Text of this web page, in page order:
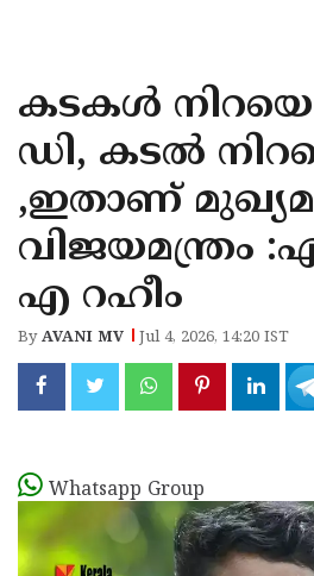
KANNUR
KASARAGOD
കടകൾ
ഡി, കടൽ
,ഇതാണ്
വിജയമന്ത്രം
എ റഹീം
ByAVANI MV Jul 4, 2026, 14:20 IST
Whatsapp Group